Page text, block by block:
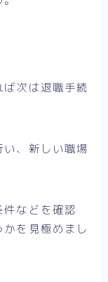
次は退職手続
、新しい職場
などを確認
を見極めまし